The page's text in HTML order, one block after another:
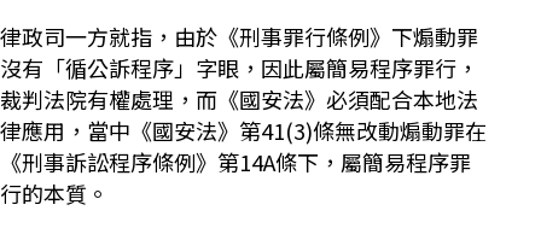
律政司一方就指，由於《刑事罪行條例》下煽動罪
沒有「循公訴程序」字眼，因此屬簡易程序罪行，
裁判法院有權處理，而《國安法》必須配合本地法
律應用，當中《國安法》第41(3)條無改動煽動罪在
《刑事訴訟程序條例》第14A條下，屬簡易程序罪
行的本質。